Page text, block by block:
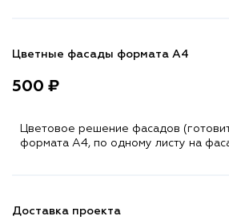
Цветные фасады формата А4
500 ₽
Цветовое решение фасадов
формата A4, по одному листу на
Доставка проекта